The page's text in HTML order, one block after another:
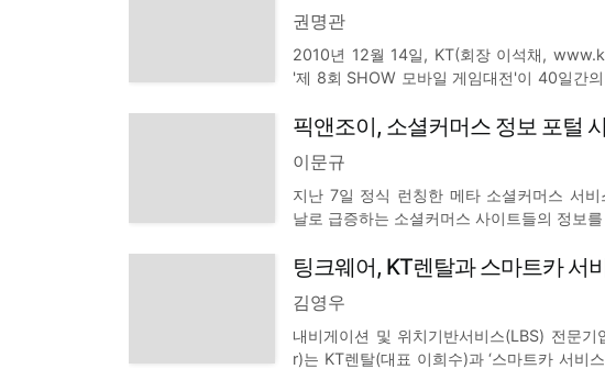
권명관
2010년 12월 14일, KT(회장 이석채,
'제 8회 SHOW 모바일 게임대전'이 40일간
한 게임은 전략, RPG, 퍼즐, 타이쿤을 비롯해
픽앤조이, 소셜커머스 정보 포털
이문규
지난 7일 정식 런칭한 메타 소셜커머스 서
날로 급증하는 소셜커머스 사이트들의 정보
om)이 지난 주 구글의 60억 달러 인수제의를
팅크웨어, KT렌탈과 스마트카 서
김영우
내비게이션 및 위치기반서비스(LBS) 전문
r)는 KT렌탈(대표 이희수)과 ‘스마트카 서비